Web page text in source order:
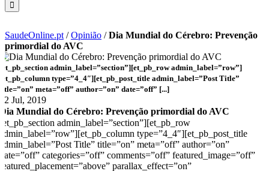
SaudeOnline.pt /Opinião /Dia Mundial do Cérebro: Prevenção
primordial do AVC
[et_pb_section admin_label=”section”][et_pb_row admin_label=”row”]
[et_pb_column type=”4_4″][et_pb_post_title admin_label=”Post Title”
title=”on” meta=”off” author=”on” date=”off” [...]
22 Jul, 2019
Dia Mundial do Cérebro: Prevenção primordial do AVC
[et_pb_section admin_label=”section”][et_pb_row
admin_label=”row”][et_pb_column type=”4_4″][et_pb_post_title
admin_label=”Post Title” title=”on” meta=”off” author=”on”
date=”off” categories=”off” comments=”off” featured_image=”off”
featured_placement=”above” parallax_effect=”on”